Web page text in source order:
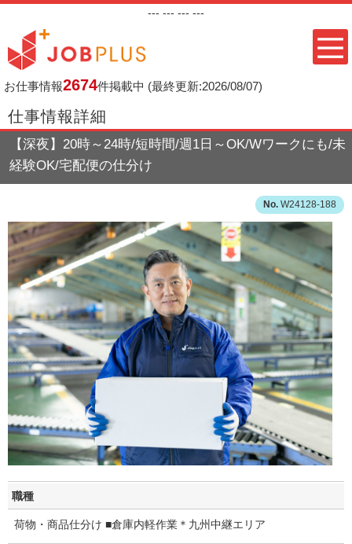
--- --- --- ---
お仕事情報2674件掲載中 (最終更新:2026/08/07)
仕事情報詳細
【深夜】20時～24時/短時間/週1日～OK/Wワークにも/未
経験OK/宅配便の仕分け
W24128-188
職種
荷物・商品仕分け ■倉庫内軽作業＊九州中継エリア